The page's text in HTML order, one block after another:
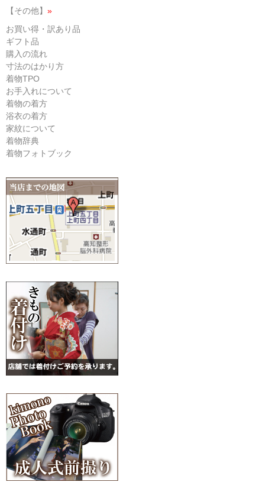
【その他】 »
お買い得・訳あり品
ギフト品
購入の流れ
寸法のはかり方
着物TPO
お手入れについて
着物の着方
浴衣の着方
家紋について
着物辞典
着物フォトブック